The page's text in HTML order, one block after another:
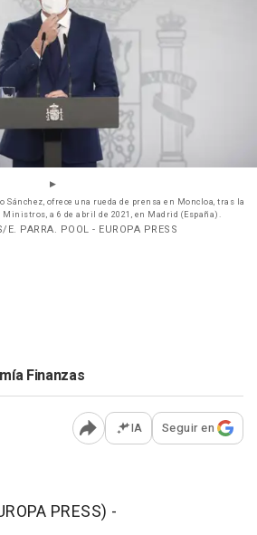
Sánchez, ofrece una rueda de prensa en Moncloa, tras la
a 6 de abril de 2021, en Madrid (España).
E. PARRA. POOL - EUROPA PRESS
Finanzas
Abrir opciones para
IA Seguir en
PRESS) -